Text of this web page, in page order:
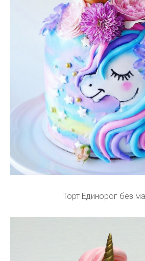
Торт Единорог без